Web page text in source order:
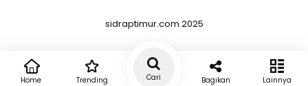
sidraptimur.com 2025
Home Trending Cari Bagikan Lainnya